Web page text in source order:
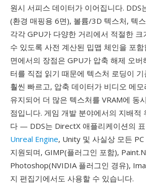
원시 서피스 데이터가 이어집니다. DDS
(환경 매핑용 6면), 볼륨/3D 텍스처, 텍
각각 GPU가 다양한 거리에서 적절한
수 있도록 사전 계산된 밉맵 체인을 포
면에서의 장점은 GPU가 압축 해제 오버
터를 직접 읽기 때문에 텍스처 로딩이
훨씬 빠르고, 압축 데이터가 비디오 메
유지되어 더 많은 텍스처를 VRAM에 동
점입니다. 게임 개발 분야에서의 지배적
다 — DDS는 DirectX 애플리케이션의
Unreal Engine, Unity 및 사실상 모든
지원되며, GIMP(플러그인 포함),
Photoshop(NVIDIA 플러그인 경유),
지 편집기에서도 사용할 수 있습니다.